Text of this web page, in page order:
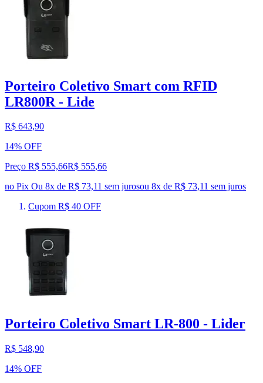
Porteiro Coletivo Smart com RFID
LR800R - Lide
R$ 643,90
14% OFF
Preço R$ 555,66R$ 555,66
no Pix Ou 8x de R$ 73,11 sem jurosou 8x de R$ 73,11 sem juros
Cupom R$ 40 OFF
Porteiro Coletivo Smart LR-800 - Lider
R$ 548,90
14% OFF